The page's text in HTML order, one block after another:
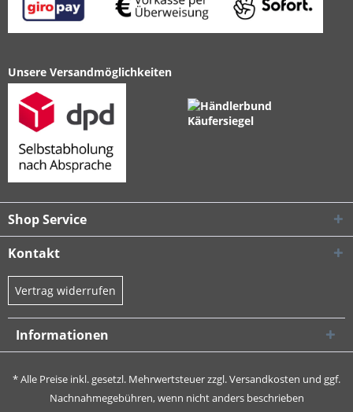
Unsere Versandmöglichkeiten
Shop Service
Kontakt
Vertrag widerrufen
Informationen
* Alle Preise inkl. gesetzl. Mehrwertsteuer zzgl.Versandkosten und ggf.
Nachnahmegebühren, wenn nicht anders beschrieben